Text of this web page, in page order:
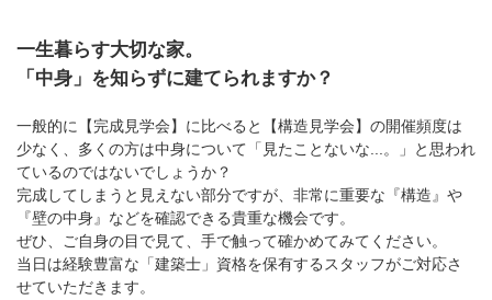
一生暮らす大切な家。
「中身」を知らずに建てられますか？
一般的に【完成見学会】に比べると【構造見学会】の開催頻度は
少なく、多くの方は中身について「見たことないな...。」と思われ
ているのではないでしょうか？
完成してしまうと見えない部分ですが、非常に重要な『構造』や
『壁の中身』などを確認できる貴重な機会です。
ぜひ、ご自身の目で見て、手で触って確かめてみてください。
当日は経験豊富な「建築士」資格を保有するスタッフがご対応さ
せていただきます。